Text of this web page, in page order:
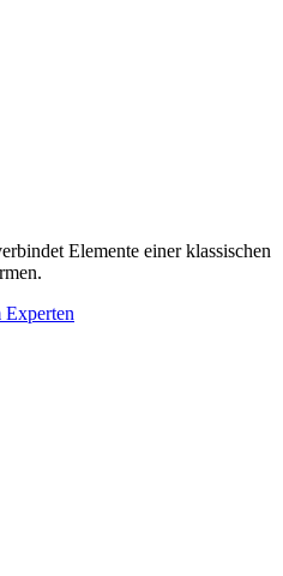
Elemente einer klassischen